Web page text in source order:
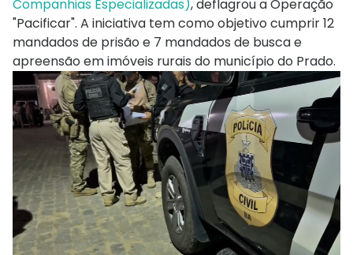
Companhias Especializadas), deflagrou a Operação
"Pacificar". A iniciativa tem como objetivo cumprir 12
mandados de prisão e 7 mandados de busca e
apreensão em imóveis rurais do município do Prado.